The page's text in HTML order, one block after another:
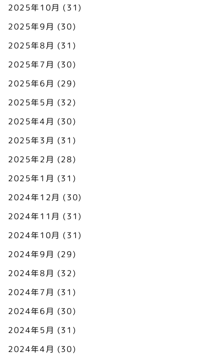
2025年10月 (31)
2025年9月 (30)
2025年8月 (31)
2025年7月 (30)
2025年6月 (29)
2025年5月 (32)
2025年4月 (30)
2025年3月 (31)
2025年2月 (28)
2025年1月 (31)
2024年12月 (30)
2024年11月 (31)
2024年10月 (31)
2024年9月 (29)
2024年8月 (32)
2024年7月 (31)
2024年6月 (30)
2024年5月 (31)
2024年4月 (30)